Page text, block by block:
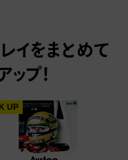
イをまとめて
ップ！
UP